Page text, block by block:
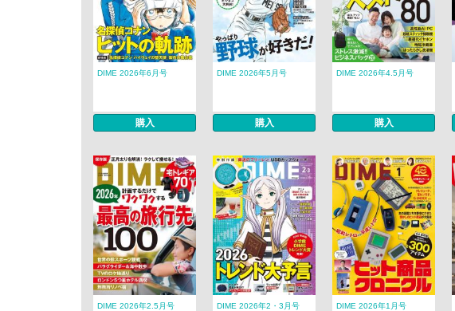
DIME 2026年6月号
購入
DIME 2026年5月号
購入
DIME 2026年4.5月号
購入
DIME 2026年2.5月号 DIME 2026年2・3月号 DIME 2026年1月号